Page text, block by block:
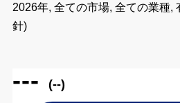
2026年, 全ての市場, 全ての業種,
針)
--- (--)